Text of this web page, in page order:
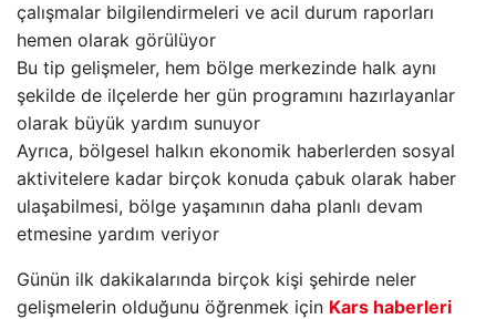
çalışmalar bilgilendirmeleri ve acil durum raporları
hemen olarak görülüyor
Bu tip gelişmeler, hem bölge merkezinde halk aynı
şekilde de ilçelerde her gün programını hazırlayanlar
olarak büyük yardım sunuyor
Ayrıca, bölgesel halkın ekonomik haberlerden sosyal
aktivitelere kadar birçok konuda çabuk olarak haber
ulaşabilmesi, bölge yaşamının daha planlı devam
etmesine yardım veriyor
Günün ilk dakikalarında birçok kişi şehirde neler
gelişmelerin olduğunu öğrenmek için Kars haberleri